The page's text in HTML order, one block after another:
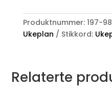
Produktnummer: 197-98
Ukeplan
Stikkord:
Relaterte